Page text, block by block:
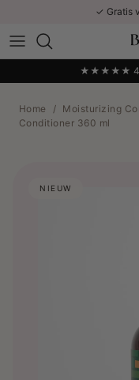
✓ Gratis
★★★★★ 4.9/
Home / Moisturizing
Conditioner 360 ml
NIEUW